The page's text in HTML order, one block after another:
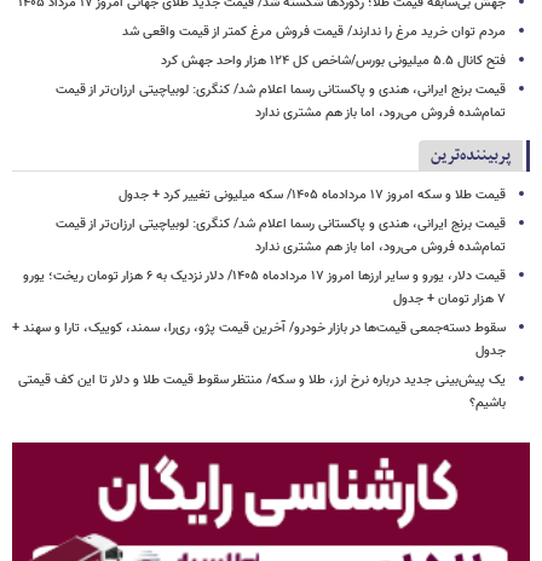
مردم توان خرید مرغ را ندارند/ قیمت فروش مرغ کمتر از قیمت واقعی شد
فتح کانال ۵.۵ میلیونی بورس/شاخص کل ۱۲۴ هزار واحد جهش کرد
قیمت برنج ایرانی، هندی و پاکستانی رسما اعلام شد/ کنگری: لوبیاچیتی ارزان‌تر از قیمت
تمام‌شده فروش می‌رود، اما باز هم مشتری ندارد
پربیننده‌ترین
قیمت طلا و سکه امروز ۱۷ مردادماه ۱۴۰۵/ سکه میلیونی تغییر کرد + جدول
قیمت برنج ایرانی، هندی و پاکستانی رسما اعلام شد/ کنگری: لوبیاچیتی ارزان‌تر از قیمت
تمام‌شده فروش می‌رود، اما باز هم مشتری ندارد
قیمت دلار، یورو و سایر ارزها امروز ۱۷ مردادماه ۱۴۰۵/ دلار نزدیک به ۶ هزار تومان ریخت؛ یورو
۷ هزار تومان + جدول
سقوط دسته‌جمعی قیمت‌ها در بازار خودرو/ آخرین قیمت پژو، ری‌را، سمند، کوییک، تارا و سهند +
جدول
یک پیش‌بینی جدید درباره نرخ ارز، طلا و سکه/ منتظر سقوط قیمت طلا و دلار تا این کف قیمتی
باشیم؟